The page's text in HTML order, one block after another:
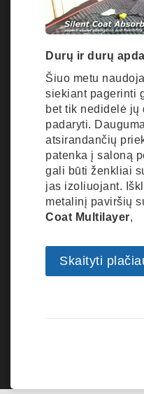
Durų ir durų
Šiuo metu
siekiant pagerinti
bet tik nedidelė
padaryti.
atsirandančių
patenka į saloną
gali būti ženkliai
jas izoliuojant.
metalinį paviršių
Coat Multilayer,
Skaityti